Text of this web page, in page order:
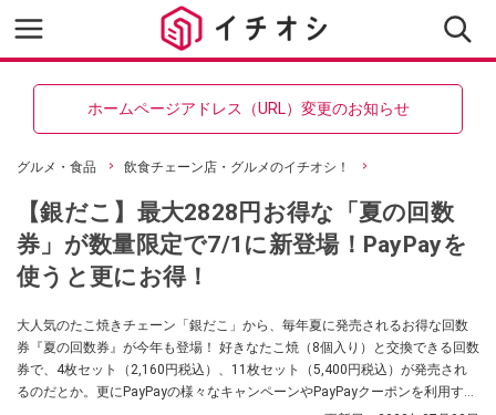
ホームページアドレス（URL）変更のお知らせ
グルメ・食品 飲食チェーン店・グルメのイチオシ！
【銀だこ】最大2828円お得な「夏の回数
券」が数量限定で7/1に新登場！PayPayを
使うと更にお得！
大人気のたこ焼きチェーン「銀だこ」から、毎年夏に発売されるお得な回数
券『夏の回数券』が今年も登場！ 好きなたこ焼（8個入り）と交換できる回数
券で、4枚セット（2,160円税込）、11枚セット（5,400円税込）が発売され
るのだとか。更にPayPayの様々なキャンペーンやPayPayクーポンを利用する